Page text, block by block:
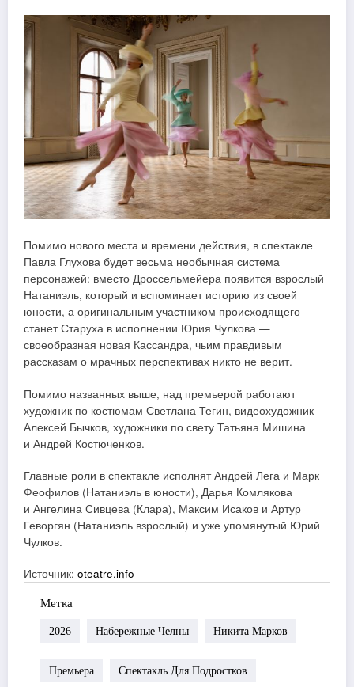
Помимо нового места и времени действия, в спектакле
Павла Глухова будет весьма необычная система
персонажей: вместо Дроссельмейера появится взрослый
Натаниэль, который и вспоминает историю из своей
юности, а оригинальным участником происходящего
станет Старуха в исполнении Юрия Чулкова —
своеобразная новая Кассандра, чьим правдивым
рассказам о мрачных перспективах никто не верит.
Помимо названных выше, над премьерой работают
художник по костюмам Светлана Тегин, видеохудожник
Алексей Бычков, художники по свету Татьяна Мишина
и Андрей Костюченков.
Главные роли в спектакле исполнят Андрей Лега и Марк
Феофилов (Натаниэль в юности), Дарья Комлякова
и Ангелина Сивцева (Клара), Максим Исаков и Артур
Геворгян (Натаниэль взрослый) и уже упомянутый Юрий
Чулков.
Источник: oteatre.info
Метка
2026 Набережные Челны Никита Марков
Премьера Спектакль Для Подростков